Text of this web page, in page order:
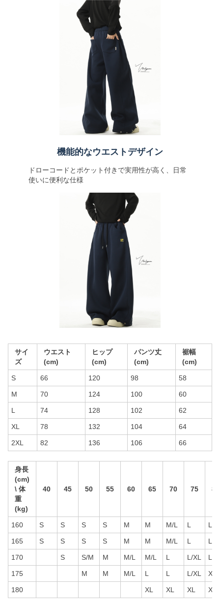
機能的なウエストデザイン
ドローコードとポケット付きで実用性が高く、日常
使いに便利な仕様
サイ
ズ
ウエスト
(cm)
ヒップ
(cm)
パンツ丈
(cm)
裾幅
(cm)
S 66 120 98 58
M 70 124 100 60
L 74 128 102 62
XL 78 132 104 64
2XL 82 136 106 66
身長
(cm)
\ 体
重
(kg)
40 45 50 55 60 65 70 75 80
160 S S S S M M M/L L L/
165 S S S S M M M/L L L/
170 S S/M M M/L M/L L L/XL L/
175 M M M/L L L L/XL XL
180 XL XL XL XL